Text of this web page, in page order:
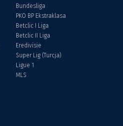
Bundesliga
PKO BP Ekstraklasa
Betclic I Liga
Betclic II Liga
Eredivisie
Super Lig (Turcja)
Ligue 1
MLS